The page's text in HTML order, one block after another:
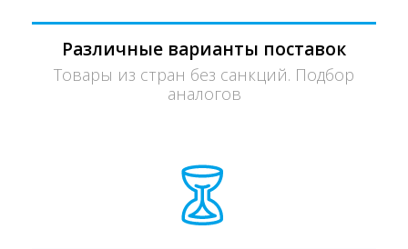
Различные варианты поставок
Товары из стран без санкций. Подбор
аналогов